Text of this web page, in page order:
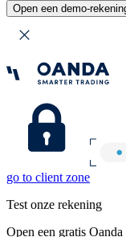
Open een demo-
go to client zone
Test onze rekening
Open een gratis